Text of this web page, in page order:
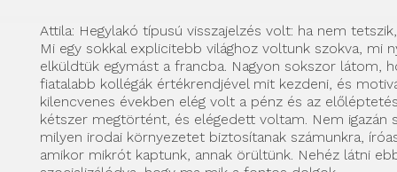
Attila: Hegylakó típusú visszajelzés volt: ha nem
Mi egy sokkal explicitebb világhoz voltunk szokva, mi
elküldtük egymást a francba. Nagyon sokszor látom,
fiatalabb kollégák értékrendjével mit kezdeni, és
kilencvenes években elég volt a pénz és az
kétszer megtörtént, és elégedett voltam. Nem igazán
milyen irodai környezetet biztosítanak számunkra,
amikor mikrót kaptunk, annak örültünk. Nehéz látni